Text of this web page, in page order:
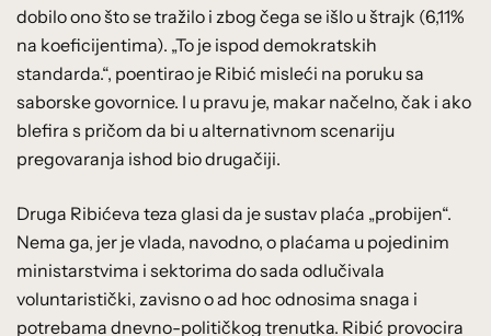
dobilo ono što se tražilo i zbog čega se išlo u štrajk (6,11%
na koeficijentima). „To je ispod demokratskih
standarda.“, poentirao je Ribić misleći na poruku sa
saborske govornice. I u pravu je, makar načelno, čak i ako
blefira s pričom da bi u alternativnom scenariju
pregovaranja ishod bio drugačiji.
Druga Ribićeva teza glasi da je sustav plaća „probijen“.
Nema ga, jer je vlada, navodno, o plaćama u pojedinim
ministarstvima i sektorima do sada odlučivala
voluntaristički, zavisno o ad hoc odnosima snaga i
potrebama dnevno-političkog trenutka. Ribić provocira